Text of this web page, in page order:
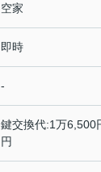
空家
即時
-
鍵交換代:1万
円